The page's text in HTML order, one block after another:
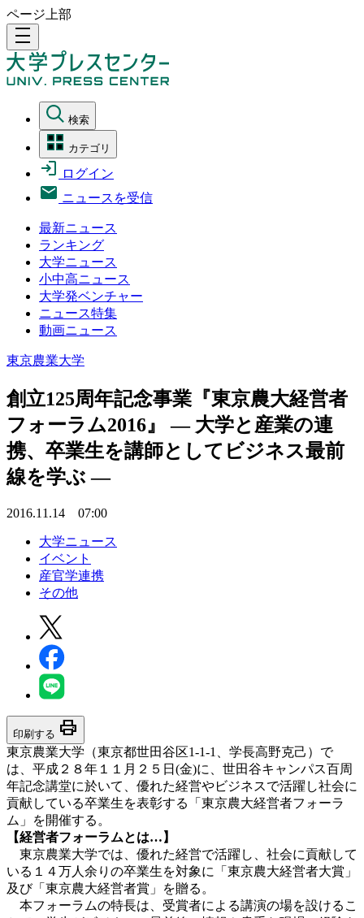
ページ上部
density_medium
検索
カテゴリ
ログイン
ニュースを受信
最新ニュース
ランキング
大学ニュース
小中高ニュース
大学発ベンチャー
ニュース特集
動画ニュース
東京農業大学
創立125周年記念事業『東京農大経営者
フォーラム2016』 — 大学と産業の連
携、卒業生を講師としてビジネス最前
線を学ぶ —
2016.11.14 07:00
大学ニュース
イベント
産官学連携
その他
印刷する print
東京農業大学（東京都世田谷区1-1-1、学長高野克己）で
は、平成２８年１１月２５日(金)に、世田谷キャンパス百周
年記念講堂に於いて、優れた経営やビジネスで活躍し社会に
貢献している卒業生を表彰する「東京農大経営者フォーラ
ム」を開催する。
【経営者フォーラムとは…】
東京農業大学では、優れた経営で活躍し、社会に貢献して
いる１４万人余りの卒業生を対象に「東京農大経営者大賞」
及び「東京農大経営者賞」を贈る。
本フォーラムの特長は、受賞者による講演の場を設けるこ